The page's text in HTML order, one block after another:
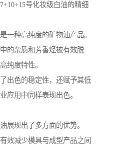
号化妆级白油的精细
一种高纯度的矿物油产品。
的杂质和芳香烃被有效脱
纯度特性。
出色的稳定性，还赋予其低
应用中同样表现出色。
展现出了多方面的优势。
效减少模具与成型产品之间